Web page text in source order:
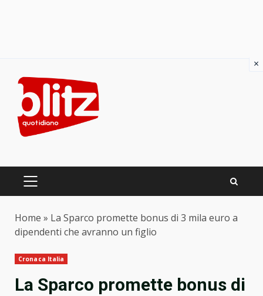
content
PRIMARY
Home » La Sparco promette bonus di 3 mila euro a
dipendenti che avranno un figlio
Cronaca Italia
La Sparco promette bonus di
×